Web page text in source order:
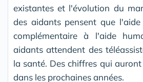
existantes et l'évolution du
des aidants pensent que
complémentaire à l'aide
aidants attendent des
la santé. Des chiffres qui
dans les prochaines années.